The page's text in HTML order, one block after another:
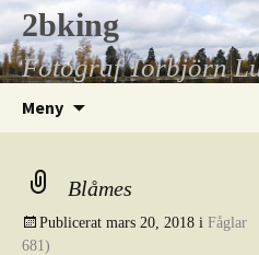
Hoppa
till
innehåll
2bking
Fotograf Torbjörn
Meny
Blåmes
Publicerat mars 20, 2018 i Fåglar
681)